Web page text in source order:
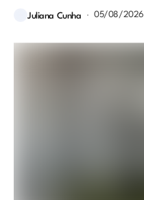
Juliana Cunha 05/08/2026